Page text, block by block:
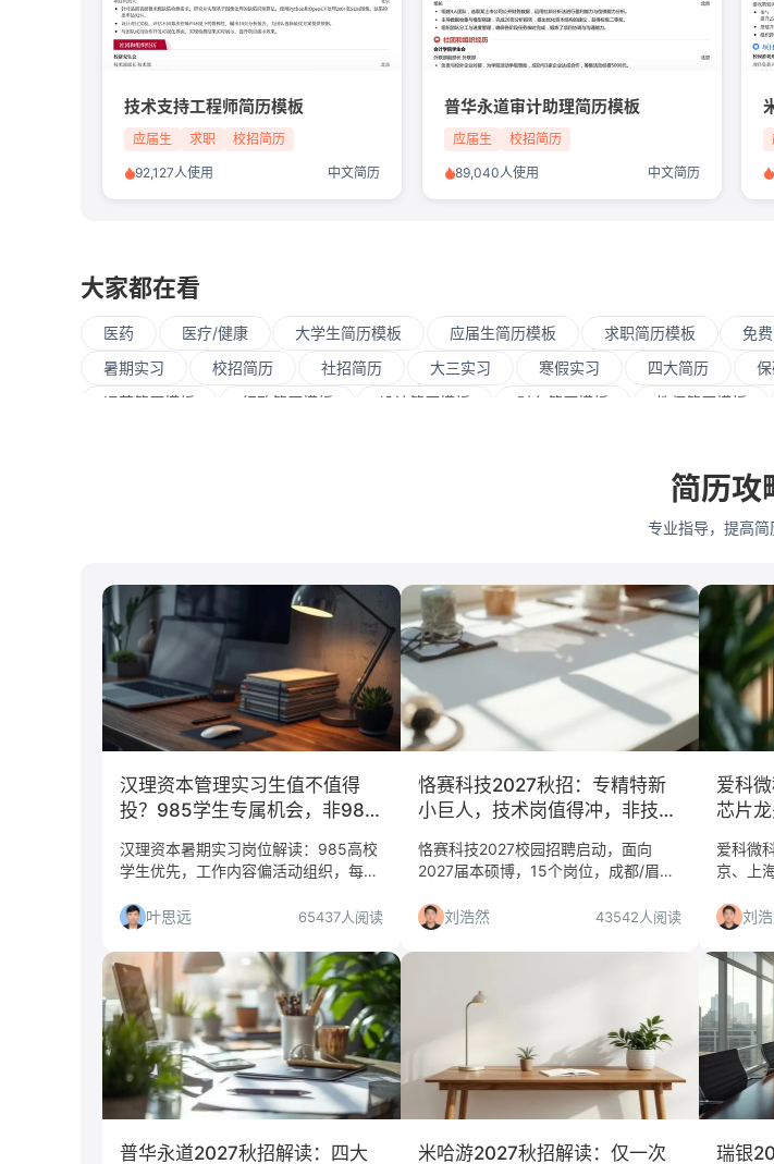
技术支持工程师简历模板
应届生 求职 校招简历
92,127人使用 中文简历
普华永道审计助理简历模板
应届生 校招简历
89,040人使用 中文简历
大家都在看
医药 医疗/健康 大学生简历模板 应届生简历模板 求职简历模板 免
暑期实习
校招简历 社招简历 大三实习 寒假实习 四大简历
运营简历模板
行政简历模板 设计简历模板 财务简历模板 教师简历模板
商务拓展
中山大学
金融 咨
市场营销
会计学 艺术与设计
简历攻
专业指导，提高简
汉理资本管理实习生值不值得
投？985学生专属机会，非985
汉理资本暑期实习岗位解读：985高校
学生优先，工作内容偏活动组织，每周
生，非985或出勤不足者需谨慎。
叶思远 65437人阅读
恪赛科技2027秋招：专精特新
小巨人，技术岗值得冲，非技术
恪赛科技2027校园招聘启动，面向
2027届本硕博，15个岗位，成都/眉山/
匹配、投递风险三个维度给出判断，帮
你决定是否投递。
刘浩然 43542人阅读
爱科
芯片
爱科微
京、上
可。数
空间大
断是否
刘
普华永道2027秋招解读：四大
米哈游2027秋招解读：仅一次
瑞银